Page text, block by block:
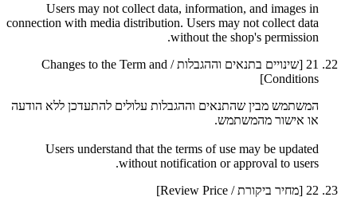
Users may not collect data, information, and images in
connection with media distribution. Users may not collect data
without the shop's permission.
21
[שינויים בתנאים וההגבלות / Changes to the Term and
Conditions]
המשתמש מבין שהתנאים וההגבלות עלולים להתעדכן ללא הודעה
או אישור מהמשתמש.
Users understand that the terms of use may be updated
without notification or approval to users.
22 [מחיר ביקורת / Review Price]